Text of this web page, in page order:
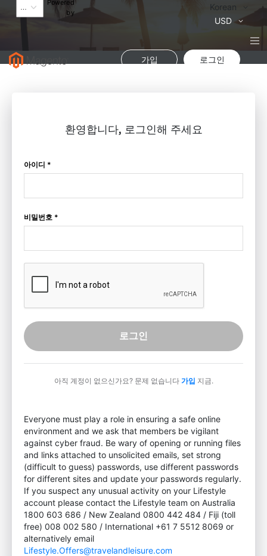
Powered
by
Language
Korean
USD
가입 로그인
환영합니다, 로그인해 주세요
아이디 *
비밀번호 *
로그인
아직 계정이 없으신가요? 문제 없습니다 가입 지금.
Everyone must play a role in ensuring a safe online
environment and we ask that members be vigilant
against cyber fraud. Be wary of opening or running files
and links attached to unsolicited emails, set strong
(difficult to guess) passwords, use different passwords
for different sites and update your passwords regularly.
If you suspect any unusual activity on your Lifestyle
account please contact the Lifestyle team on Australia
1800 603 686 / New Zealand 0800 442 484 / Fiji (toll
free) 008 002 580 / International +61 7 5512 8069 or
alternatively email
Lifestyle.Offers@travelandleisure.com